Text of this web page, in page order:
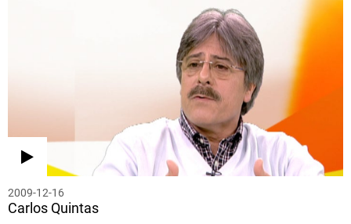
2009-12-16
Carlos Quintas